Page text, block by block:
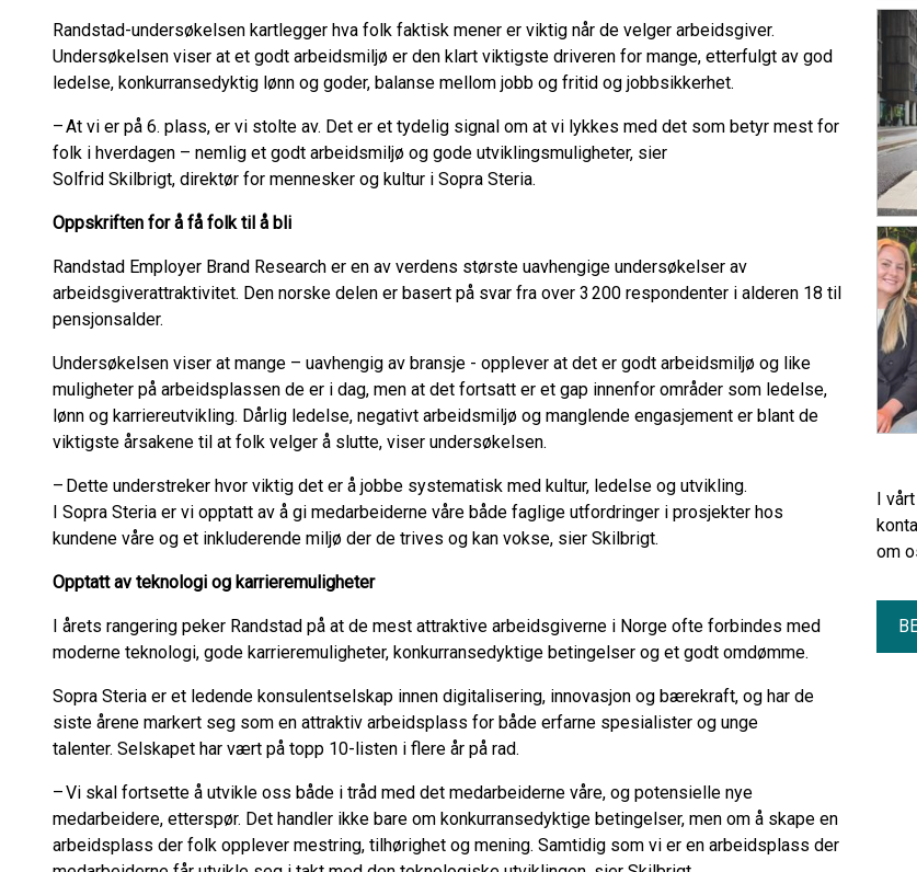
Randstad-undersøkelsen kartlegger hva folk faktisk mener er viktig når de velger arbeidsgiver.
Undersøkelsen viser at et godt arbeidsmiljø er den klart viktigste driveren for mange, etterfulgt av god
ledelse, konkurransedyktig lønn og goder, balanse mellom jobb og fritid og jobbsikkerhet.
– At vi er på 6. plass, er vi stolte av. Det er et tydelig signal om at vi lykkes med det som betyr mest for
folk i hverdagen – nemlig et godt arbeidsmiljø og gode utviklingsmuligheter, sier
Solfrid Skilbrigt, direktør for mennesker og kultur i Sopra Steria.
Oppskriften for å få folk til å bli
Randstad Employer Brand Research er en av verdens største uavhengige undersøkelser av
arbeidsgiverattraktivitet. Den norske delen er basert på svar fra over 3 200 respondenter i alderen 18 til
pensjonsalder.
Undersøkelsen viser at mange – uavhengig av bransje - opplever at det er godt arbeidsmiljø og like
muligheter på arbeidsplassen de er i dag, men at det fortsatt er et gap innenfor områder som ledelse,
lønn og karriereutvikling. Dårlig ledelse, negativt arbeidsmiljø og manglende engasjement er blant de
viktigste årsakene til at folk velger å slutte, viser undersøkelsen.
– Dette understreker hvor viktig det er å jobbe systematisk med kultur, ledelse og utvikling.
I Sopra Steria er vi opptatt av å gi medarbeiderne våre både faglige utfordringer i prosjekter hos
kundene våre og et inkluderende miljø der de trives og kan vokse, sier Skilbrigt.
Opptatt av teknologi og karrieremuligheter
I årets rangering peker Randstad på at de mest attraktive arbeidsgiverne i Norge ofte forbindes med
moderne teknologi, gode karrieremuligheter, konkurransedyktige betingelser og et godt omdømme.
Sopra Steria er et ledende konsulentselskap innen digitalisering, innovasjon og bærekraft, og har de
siste årene markert seg som en attraktiv arbeidsplass for både erfarne spesialister og unge
talenter. Selskapet har vært på topp 10-listen i flere år på rad.
– Vi skal fortsette å utvikle oss både i tråd med det medarbeiderne våre, og potensielle nye
medarbeidere, etterspør. Det handler ikke bare om konkurransedyktige betingelser, men om å skape en
arbeidsplass der folk opplever mestring, tilhørighet og mening. Samtidig som vi er en arbeidsplass der
I
om